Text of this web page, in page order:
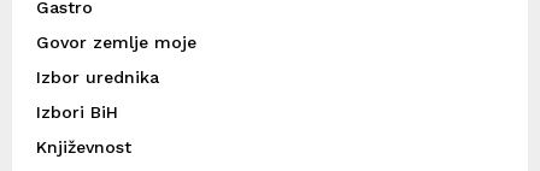
Gastro
Govor zemlje moje
Izbor urednika
Izbori BiH
Književnost